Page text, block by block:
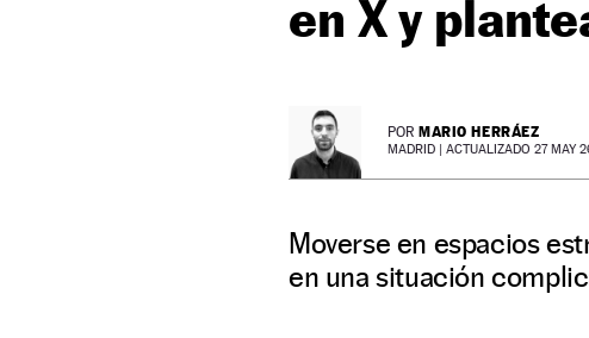
en X y
POR MARIO HERRÁEZ
MADRID | ACTUALIZADO 27 MAY
Moverse en espacios
en una situación